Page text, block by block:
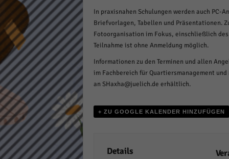
In praxisnahen Schulungen werden auch
Briefvorlagen, Tabellen und Präsentationen.
Fotoorganisation im Fokus, einschließlich
Teilnahme ist ohne Anmeldung möglich.
Informationen zu den Terminen und allen
im Fachbereich für Quartiersmanagement
an SHaxha@juelich.de erhältlich.
+ ZU GOOGLE KALENDER HINZUFÜGEN
Details
Hier